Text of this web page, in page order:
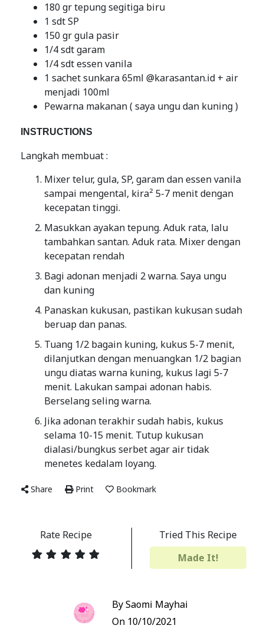
180 gr tepung segitiga biru
1 sdt SP
150 gr gula pasir
1/4 sdt garam
1/4 sdt essen vanila
1 sachet sunkara 65ml @karasantan.id + air
menjadi 100ml
Pewarna makanan ( saya ungu dan kuning )
INSTRUCTIONS
Langkah membuat :
Mixer telur, gula, SP, garam dan essen vanila
sampai mengental, kira² 5-7 menit dengan
kecepatan tinggi.
Masukkan ayakan tepung. Aduk rata, lalu
tambahkan santan. Aduk rata. Mixer dengan
kecepatan rendah
Bagi adonan menjadi 2 warna. Saya ungu
dan kuning
Panaskan kukusan, pastikan kukusan sudah
beruap dan panas.
Tuang 1/2 bagain kuning, kukus 5-7 menit,
dilanjutkan dengan menuangkan 1/2 bagian
ungu diatas warna kuning, kukus lagi 5-7
menit. Lakukan sampai adonan habis.
Berselang seling warna.
Jika adonan terakhir sudah habis, kukus
selama 10-15 menit. Tutup kukusan
dialasi/bungkus serbet agar air tidak
menetes kedalam loyang.
Share Print Bookmark
Rate Recipe
Tried This Recipe
Made It!
By Saomi Mayhai
On 10/10/2021